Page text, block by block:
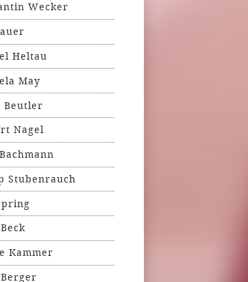
Wecker
Heltau
May
Beutler
Nagel
Stubenrauch
Kammer